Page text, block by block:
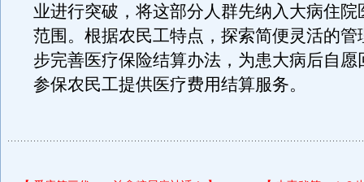
业进行突破，将这部分人群先纳入大病住院
范围。根据农民工特点，探索简便灵活的管
步完善医疗保险结算办法，为患大病后自愿
参保农民工提供医疗费用结算服务。